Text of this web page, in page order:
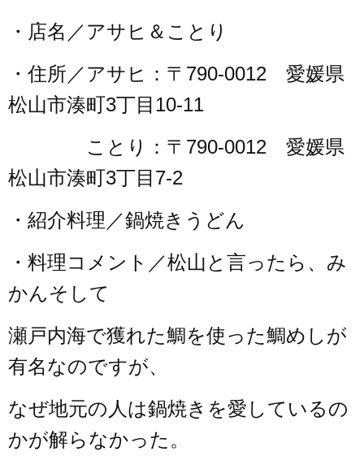
・店名／アサヒ＆ことり
・住所／アサヒ：〒790-0012 愛媛県
松山市湊町3丁目10-11
ことり：〒790-0012 愛媛県
松山市湊町3丁目7-2
・紹介料理／鍋焼きうどん
・料理コメント／松山と言ったら、み
かんそして
瀬戸内海で獲れた鯛を使った鯛めしが
有名なのですが、
なぜ地元の人は鍋焼きを愛しているの
かが解らなかった。